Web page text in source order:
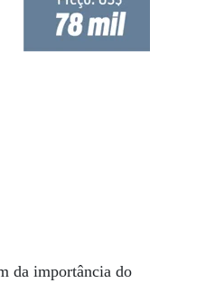
da importância do